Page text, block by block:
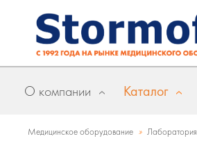
О компании Каталог
Медицинское оборудование » Лаборатория